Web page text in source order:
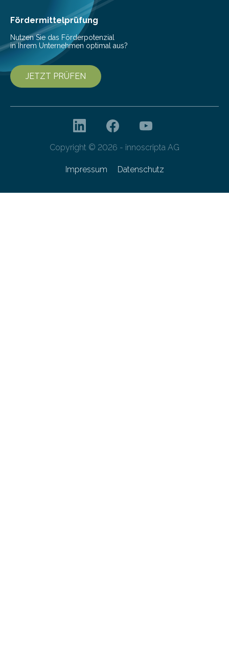
bei Serienmaschinen Schwingungen um den Faktor 3
besser dämpft. Und das bei einer Gewichtseinsparung
von 20…
Fördermittelprüfung
Nutzen Sie das Förderpotenzial
in Ihrem Unternehmen optimal aus?
JETZT PRÜFEN
Copyright © 2026 - innoscripta AG
Impressum Datenschutz